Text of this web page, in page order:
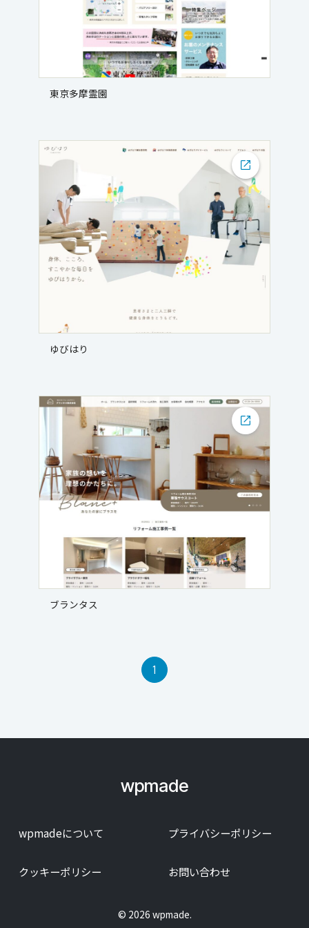
東京多摩霊園
ゆびはり
ブランタス
1
wpmade
wpmadeについて プライバシーポリシー
クッキーポリシー お問い合わせ
© 2026 wpmade.